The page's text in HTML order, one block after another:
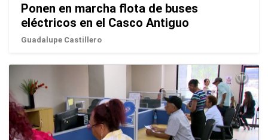
Ponen en marcha flota de buses
eléctricos en el Casco Antiguo
Guadalupe Castillero